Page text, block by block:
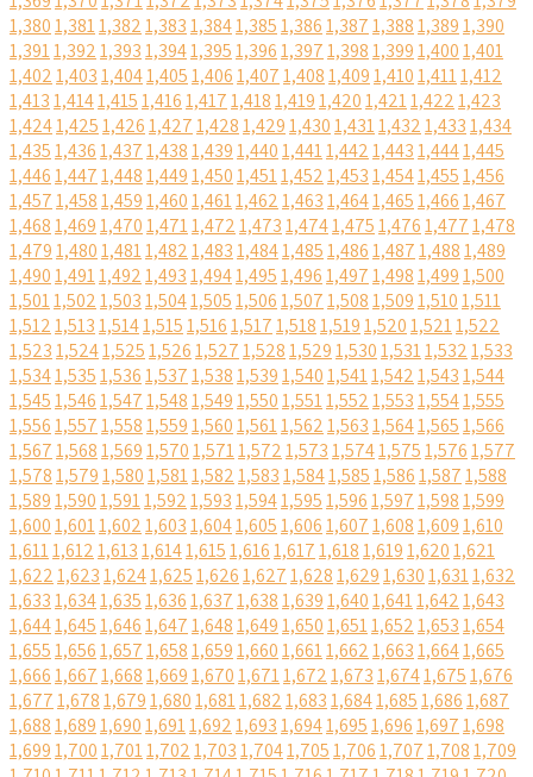
1,3801,3811,3821,3831,3841,3851,3861,3871,3881,3891,390
1,3911,3921,3931,3941,3951,3961,3971,3981,3991,4001,401
1,4021,4031,4041,4051,4061,4071,4081,4091,4101,4111,412
1,4131,4141,4151,4161,4171,4181,4191,4201,4211,4221,423
1,4241,4251,4261,4271,4281,4291,4301,4311,4321,4331,434
1,4351,4361,4371,4381,4391,4401,4411,4421,4431,4441,445
1,4461,4471,4481,4491,4501,4511,4521,4531,4541,4551,456
1,4571,4581,4591,4601,4611,4621,4631,4641,4651,4661,467
1,4681,4691,4701,4711,4721,4731,4741,4751,4761,4771,478
1,4791,4801,4811,4821,4831,4841,4851,4861,4871,4881,489
1,4901,4911,4921,4931,4941,4951,4961,4971,4981,4991,500
1,5011,5021,5031,5041,5051,5061,5071,5081,5091,5101,511
1,5121,5131,5141,5151,5161,5171,5181,5191,5201,5211,522
1,5231,5241,5251,5261,5271,5281,5291,5301,5311,5321,533
1,5341,5351,5361,5371,5381,5391,5401,5411,5421,5431,544
1,5451,5461,5471,5481,5491,5501,5511,5521,5531,5541,555
1,5561,5571,5581,5591,5601,5611,5621,5631,5641,5651,566
1,5671,5681,5691,5701,5711,5721,5731,5741,5751,5761,577
1,5781,5791,5801,5811,5821,5831,5841,5851,5861,5871,588
1,5891,5901,5911,5921,5931,5941,5951,5961,5971,5981,599
1,6001,6011,6021,6031,6041,6051,6061,6071,6081,6091,610
1,6111,6121,6131,6141,6151,6161,6171,6181,6191,6201,621
1,6221,6231,6241,6251,6261,6271,6281,6291,6301,6311,632
1,6331,6341,6351,6361,6371,6381,6391,6401,6411,6421,643
1,6441,6451,6461,6471,6481,6491,6501,6511,6521,6531,654
1,6551,6561,6571,6581,6591,6601,6611,6621,6631,6641,665
1,6661,6671,6681,6691,6701,6711,6721,6731,6741,6751,676
1,6771,6781,6791,6801,6811,6821,6831,6841,6851,6861,687
1,6881,6891,6901,6911,6921,6931,6941,6951,6961,6971,698
1,6991,7001,7011,7021,7031,7041,7051,7061,7071,7081,709